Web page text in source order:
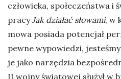
człowieka, społeczeństwa i
pracyJak działać słowami, w
mowa posiada potencjał
pewne wypowiedzi,
je jako narzędzia
II wojny światowej służył w